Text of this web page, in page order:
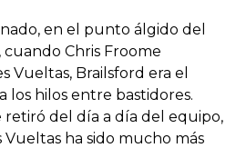
en el punto álgido del
Chris Froome
Vueltas, Brailsford era el
los hilos entre bastidores.
retiró del día a día del equipo,
Vueltas ha sido mucho más